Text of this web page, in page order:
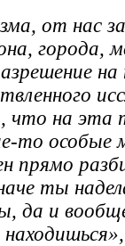
от нас
города,
на
что на эта
то особые
прямо
ты
да и